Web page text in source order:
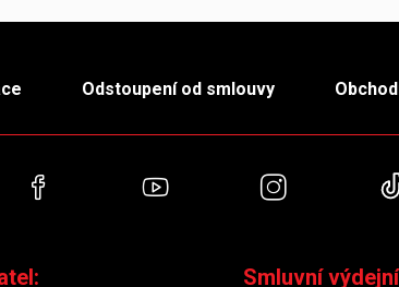
Odstoupení od smlouvy
stránkyFacebookYouTube
Smluvní